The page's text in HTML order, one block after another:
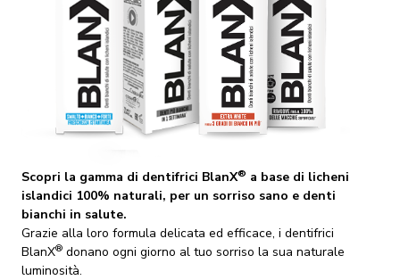
Scopri la gamma di dentifrici BlanX® a base di licheni
islandici 100% naturali, per un sorriso sano e denti
bianchi in salute.
Grazie alla loro formula delicata ed efficace, i dentifrici
BlanX® donano ogni giorno al tuo sorriso la sua naturale
luminosità.